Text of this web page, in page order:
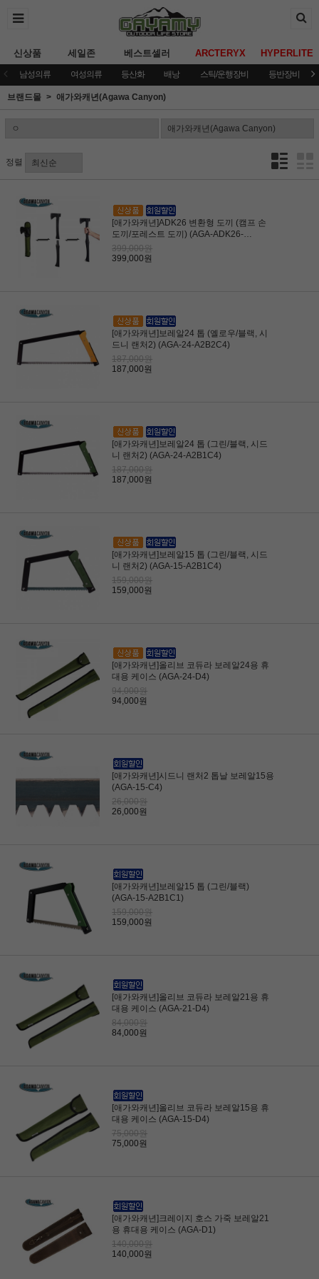
신상품 세일존 베스트셀러 ARCTERYX HYPERLITE
남성의류 여성의류 등산화 배낭 스틱/운행장비 등반장비
브랜드몰 애가와캐년(Agawa Canyon)
정렬
[애가와캐년]ADK26 변환형 도끼 (캠프 손
도끼/포레스트 도끼) (AGA-ADK26-
BLKD5D6)
399,000원
399,000원
[애가와캐년]보레알24 톱 (옐로우/블랙, 시
드니 랜처2) (AGA-24-A2B2C4)
187,000원
187,000원
[애가와캐년]보레알24 톱 (그린/블랙, 시드
니 랜처2) (AGA-24-A2B1C4)
187,000원
187,000원
[애가와캐년]보레알15 톱 (그린/블랙, 시드
니 랜처2) (AGA-15-A2B1C4)
159,000원
159,000원
[애가와캐년]올리브 코듀라 보레알24용 휴
대용 케이스 (AGA-24-D4)
94,000원
94,000원
[애가와캐년]시드니 랜처2 톱날 보레알15용
(AGA-15-C4)
26,000원
26,000원
[애가와캐년]보레알15 톱 (그린/블랙)
(AGA-15-A2B1C1)
159,000원
159,000원
[애가와캐년]올리브 코듀라 보레알21용 휴
대용 케이스 (AGA-21-D4)
84,000원
84,000원
[애가와캐년]올리브 코듀라 보레알15용 휴
대용 케이스 (AGA-15-D4)
75,000원
75,000원
[애가와캐년]크레이지 호스 가죽 보레알21
용 휴대용 케이스 (AGA-D1)
140,000원
140,000원